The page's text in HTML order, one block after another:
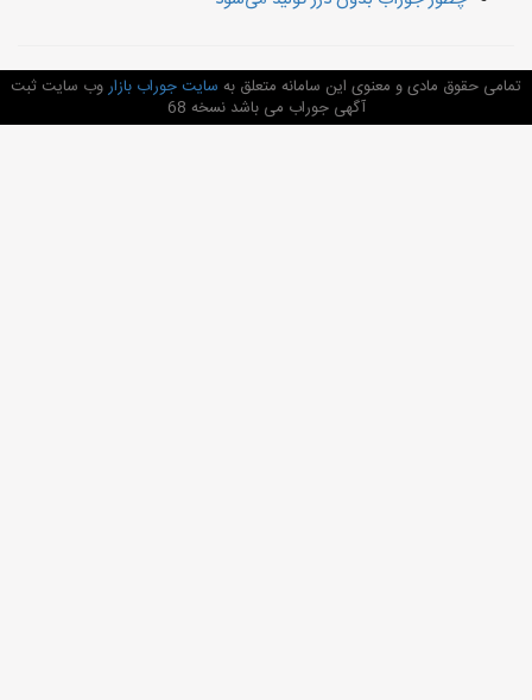
حقوق مادی و معنوی این سامانه متعلق بهسایت جوراب بازاروب سایت ثبت
آگهی جوراب می باشد نسخه 68